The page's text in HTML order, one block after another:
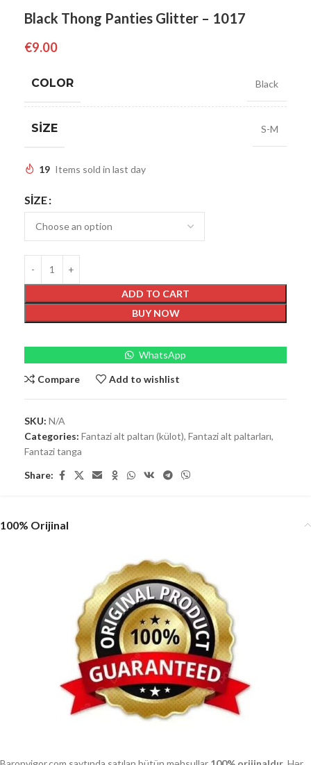
Black Thong Panties Glitter – 1017
€9.00
COLOR Black
SIZE S-M
19 Items sold in last day
SIZE
ADD TO CART
BUY NOW
WhatsApp
Compare Add to wishlist
SKU: N/A
Categories: Fantazi alt paltarı (külot), Fantazi alt paltarları,
Fantazi tanga
Share:
100% Orijinal